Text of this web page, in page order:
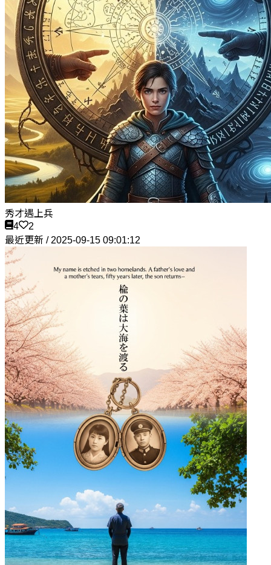
秀才遇上兵
4
2
最近更新 / 2025-09-15 09:01:12